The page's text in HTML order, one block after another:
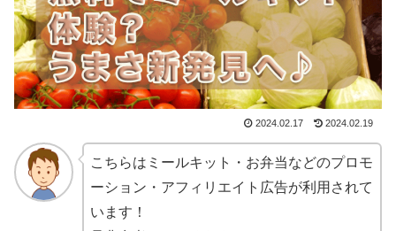
2024.02.17 2024.02.19
こちらはミールキット・お弁当などのプロモ
ーション・アフィリエイト広告が利用されて
います！